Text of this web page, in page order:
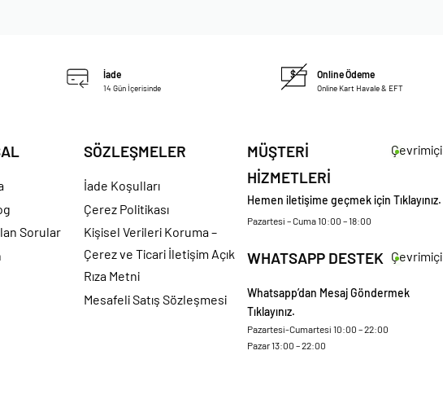
İade
14 Gün İçerisinde
Online Ödeme
Online Kart Havale & EFT
Sorular
SÖZLEŞMELER
İade Koşulları
Çerez Politikası
Kişisel Verileri Koruma –
Çerez ve Ticari İletişim Açık
Rıza Metni
Mesafeli Satış Sözleşmesi
MÜŞTERİ
HİZMETLERİ
Çevrimiçi
Hemen iletişime geçmek için Tıklayınız.
Pazartesi – Cuma 10:00 – 18:00
WHATSAPP DESTEK Çevrimiçi
Whatsapp’dan Mesaj Göndermek
Tıklayınız.
Pazartesi-Cumartesi 10:00 – 22:00
Pazar 13:00 – 22:00